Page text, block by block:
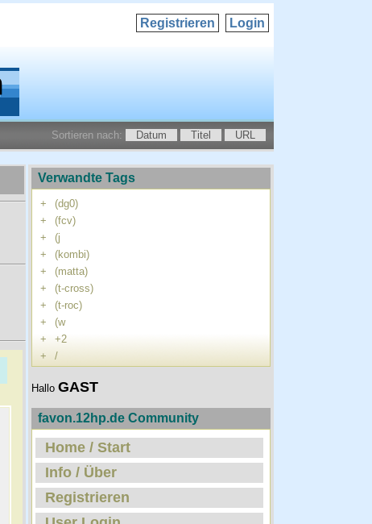
Login
Registrieren
Sortieren nach: Datum Titel URL
Verwandte Tags
+
(dg0)
+
(fcv)
+
(j
+
(kombi)
+
(matta)
+
(t-cross)
+
(t-roc)
+
(w
+
+2
+
/
Hallo GAST
favon.12hp.de Community
Home / Start
Info / Über
Registrieren